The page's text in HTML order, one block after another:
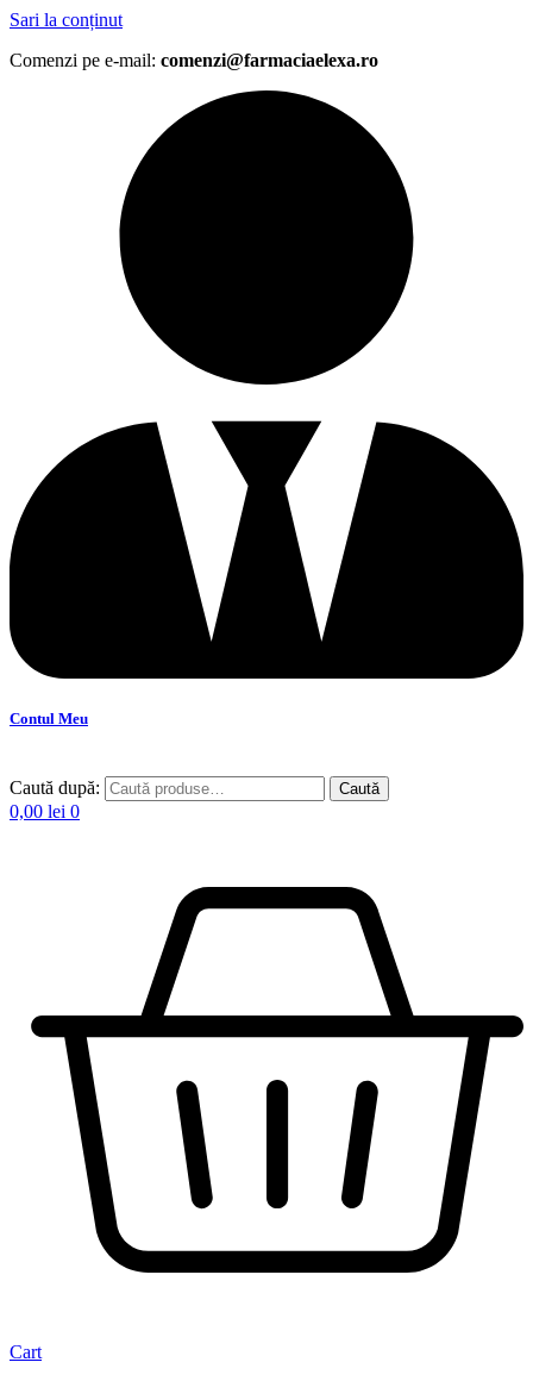
Sari la conținut
Comenzi pe e-mail: comenzi@farmaciaelexa.ro
Contul Meu
Caută după: Caută
0,00 lei 0
Cart